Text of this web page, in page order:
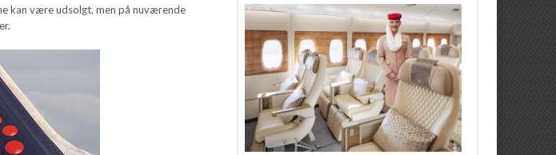
kan være udsolgt, men på nuværende